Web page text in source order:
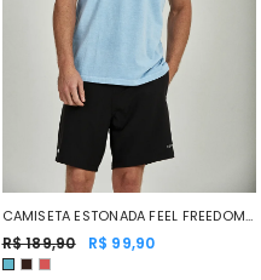
CAMISETA ESTONADA FEEL FREEDOM
AZUL CLARO
R$ 189,90 R$ 99,90